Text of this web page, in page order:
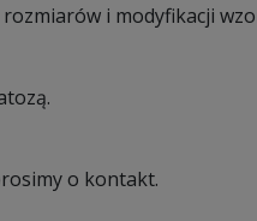
i modyfikacji
o kontakt.